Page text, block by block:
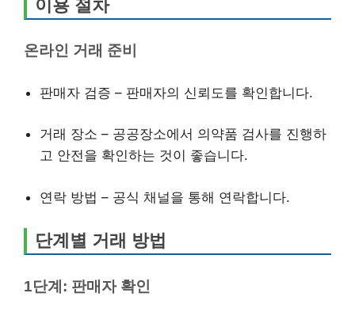
이용 절차
온라인 거래 준비
판매자 검증 – 판매자의 신뢰도를 확인합니다.
거래 장소 – 공공장소에서 의약품 검사를 진행하
고 안전을 확인하는 것이 좋습니다.
연락 방법 – 공식 채널을 통해 연락합니다.
단계별 거래 방법
1단계: 판매자 확인